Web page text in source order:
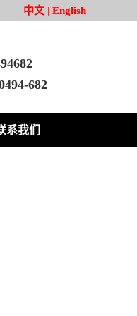
中文 | English
682
系我们